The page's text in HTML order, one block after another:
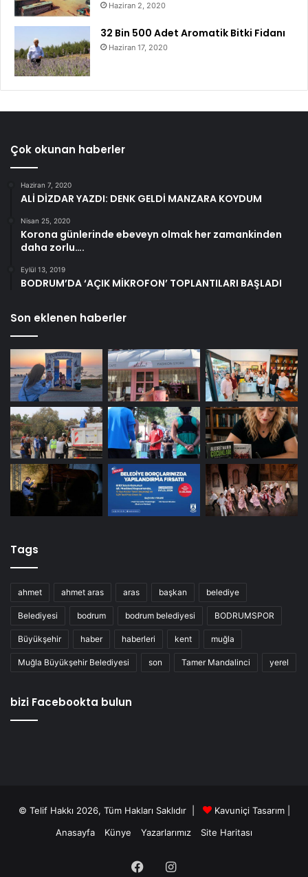
Haziran 2, 2020
32 Bin 500 Adet Aromatik Bitki Fidanı
Haziran 17, 2020
Çok okunan haberler
Haziran 7, 2020
ALİ DİZDAR YAZDI: DENK GELDİ MANZARA KOYDUM
Nisan 25, 2020
Korona günlerinde ebeveyn olmak her zamankinden
daha zorlu….
Eylül 13, 2019
BODRUM’DA ‘AÇIK MİKROFON’ TOPLANTILARI BAŞLADI
Son eklenen haberler
Tags
ahmet ahmet aras aras başkan belediye
Belediyesi bodrum bodrum belediyesi BODRUMSPOR
Büyükşehir haber haberleri kent muğla
Muğla Büyükşehir Belediyesi son Tamer Mandalinci yerel
bizi Facebookta bulun
© Telif Hakkı 2026, Tüm Hakları Saklıdır | Kavuniçi Tasarım|
Anasayfa
Künye Yazarlarımız Site Haritası
FacebookInstagram